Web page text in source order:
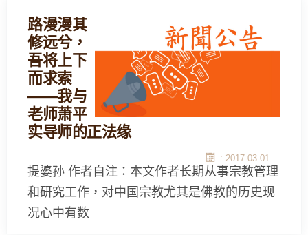
路漫漫其
修远兮，
吾将上下
而求索
——我与
老师萧平
实导师的正法缘
: 2017-03-01
提婆孙 作者自注：本文作者长期从事宗教管理
和研究工作，对中国宗教尤其是佛教的历史现
况心中有数